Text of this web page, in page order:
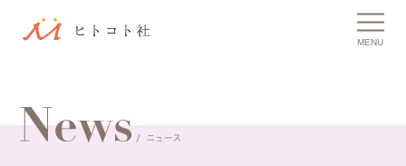
MENU